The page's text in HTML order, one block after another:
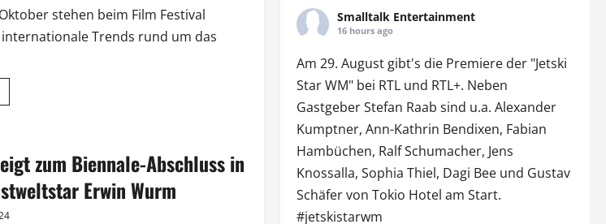
stehen beim Film Festival
Trends rund um das
und
zum Biennale-Abschluss in
Erwin Wurm
Smalltalk Entertainment
16 hours ago
Am 29. August gibt's die Premiere der "Jetski
Star WM" bei RTLund RTL+. Neben
Gastgeber Stefan Raab sind u.a. Alexander
Kumptner, Ann-Kathrin Bendixen, Fabian
Hambüchen, Ralf Schumacher, Jens
Knossalla, Sophia Thiel, Dagi Beeund Gustav
Schäfer von Tokio Hotel am Start.
#jetskistarwm